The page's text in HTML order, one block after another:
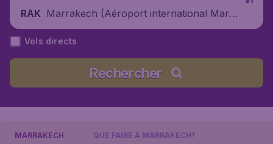
RAK Marrakech (Aéroport international Marr
akech-Ménara), Maroc
Vols directs
Rechercher
MARRAKECH QUE FAIRE À MARRAKECH?